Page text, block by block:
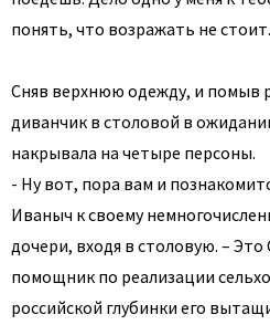
понять, что возражать не стоит.
Сняв верхнюю одежду, и помыв
диванчик в столовой в
накрывала на четыре персоны.
- Ну вот, пора вам и
Иваныч к своему
дочери, входя в столовую. –
помощник по реализации
российской глубинки его